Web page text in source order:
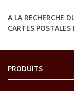
A LA RECHERCHE
CARTES
PRODUITS